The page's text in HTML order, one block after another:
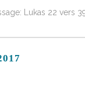
Lukas 22 vers